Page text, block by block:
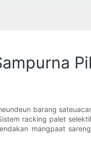
barang
racking palet
mangpaat